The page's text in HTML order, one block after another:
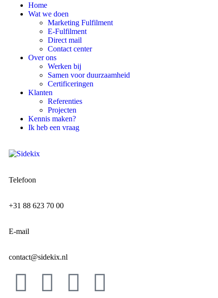
Home
Wat we doen
Marketing Fulfilment
E-Fulfilment
Direct mail
Contact center
Over ons
Werken bij
Samen voor duurzaamheid
Certificeringen
Klanten
Referenties
Projecten
Kennis maken?
Ik heb een vraag
Telefoon
+31 88 623 70 00
E-mail
contact@sidekix.nl